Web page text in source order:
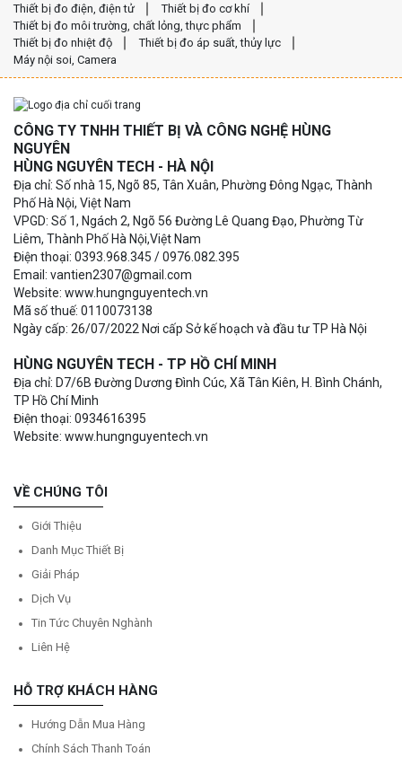
Thiết bị đo điện, điện tử
Thiết bị đo cơ khí
Thiết bị đo môi trường, chất lỏng, thực phẩm
Thiết bị đo nhiệt độ
Thiết bị đo áp suất, thủy lực
Máy nội soi, Camera
CÔNG TY TNHH THIẾT BỊ VÀ CÔNG NGHỆ HÙNG
NGUYÊN
HÙNG NGUYÊN TECH - HÀ NỘI
Địa chỉ: Số nhà 15, Ngõ 85, Tân Xuân, Phường Đông Ngạc, Thành
Phố Hà Nội, Việt Nam
VPGD: Số 1, Ngách 2, Ngõ 56 Đường Lê Quang Đạo, Phường Từ
Liêm, Thành Phố Hà Nội,Việt Nam
Điện thoại: 0393.968.345 / 0976.082.395
Email: vantien2307@gmail.com
Website: www.hungnguyentech.vn
Mã số thuế: 0110073138
Ngày cấp: 26/07/2022 Nơi cấp Sở kế hoạch và đầu tư TP Hà Nội
HÙNG NGUYÊN TECH - TP HỒ CHÍ MINH
Địa chỉ: D7/6B Đường Dương Đình Cúc, Xã Tân Kiên, H. Bình Chánh,
TP Hồ Chí Minh
Điện thoại: 0934616395
Website: www.hungnguyentech.vn
VỀ CHÚNG TÔI
Giới Thiệu
Danh Mục Thiết Bị
Giải Pháp
Dịch Vụ
Tin Tức Chuyên Nghành
Liên Hệ
HỖ TRỢ KHÁCH HÀNG
Hướng Dẫn Mua Hàng
Chính Sách Thanh Toán